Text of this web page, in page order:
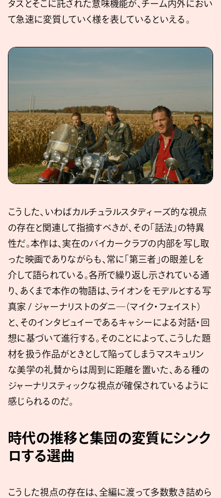
タスとそこに託された意味機能が、チーム内外におい
て急速に変質していく様を表しているといえる。
こうした、いわばカルチュラルスタディーズ的な視点
の存在と関連して指摘すべきが、その「話法」の特異
性だ。本作は、実在のバイカークラブの内部を写し取
った映画でありながらも、常に「第三者」の眼差しを
介して語られている。各所で繰り返し示されている通
り、あくまで本作の物語は、ライオンをモデルとする写
真家 / ジャーナリストのダニ―（マイク・フェイスト）
と、そのインタビュイーであるキャシーによる対話・回
想に基づいて進行する。そのことによって、こうした題
材を扱う作品がときとして陥ってしまうマスキュリン
な美学の礼賛からは周到に距離を置いた、ある種の
ジャーナリスティックな視点が確保されているように
感じられるのだ。
時代の推移と集団の変質にシンク
ロする選曲
こうした視点の存在は、全編に渡って多数敷き詰めら